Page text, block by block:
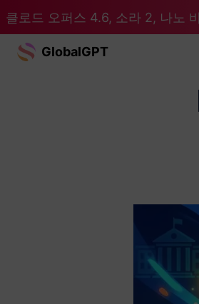
클로드 오퍼스 4.6, 소라 2, 나노
GlobalGPT